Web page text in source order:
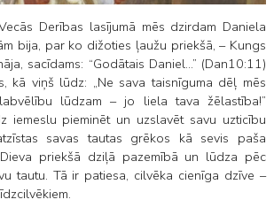
Derības lasījumā mēs dzirdam Daniela
bija, par ko dižoties ļaužu priekšā, – Kungs
sacīdams: “Godātais Daniel…” (Dan10:11)
kā viņš lūdz: „Ne sava taisnīguma dēļ mēs
lūdzam – jo liela tava žēlastība!”
iemeslu pieminēt un uzslavēt savu uzticību
savas tautas grēkos kā sevis paša
priekšā dziļā pazemībā un lūdza pēc
tautu. Tā ir patiesa, cilvēka cienīga dzīve –